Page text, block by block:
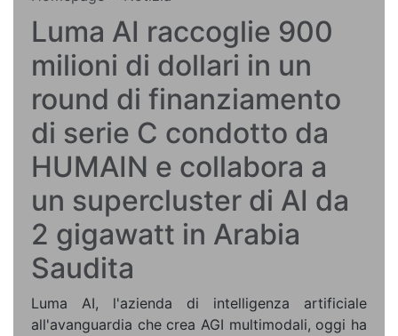
Luma AI raccoglie 900
milioni di dollari in un
round di finanziamento
di serie C condotto da
HUMAIN e collabora a
un supercluster di AI da
2 gigawatt in Arabia
Saudita
Luma AI, l'azienda di intelligenza artificiale
all'avanguardia che crea AGI multimodali, oggi ha